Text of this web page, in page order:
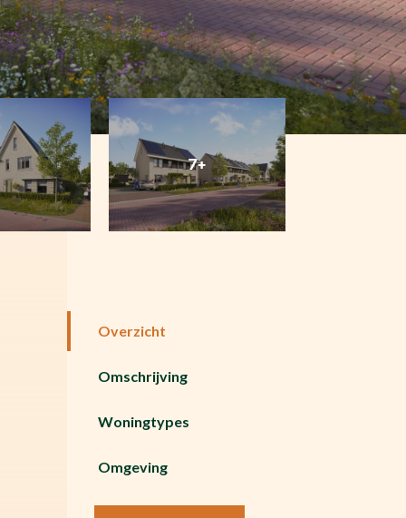
7+
Overzicht
Omschrijving
Woningtypes
Omgeving